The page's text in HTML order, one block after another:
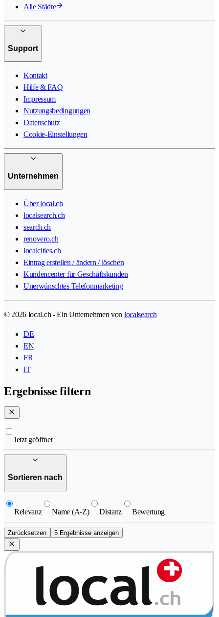
Alle Städte
Support
Kontakt
Hilfe & FAQ
Impressum
Nutzungsbedingungen
Datenschutz
Cookie-Einstellungen
Unternehmen
Über local.ch
localsearch.ch
search.ch
renovero.ch
localcities.ch
Eintrag erstellen / ändern / löschen
Kundencenter für Geschäftskunden
Unerwünschtes Telefonmarketing
© 2026 local.ch - Ein Unternehmen von localsearch
DE
EN
FR
IT
Ergebnisse filtern
Jetzt geöffnet
Sortieren nach
Relevanz Name (A-Z) Distanz Bewertung
Zurücksetzen 5 Ergebnisse anzeigen